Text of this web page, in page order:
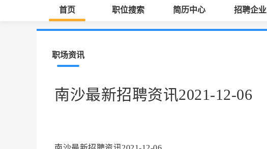
首页 职位搜索 简历中心 招聘企业
职场资讯
南沙最新招聘资讯2021-12-06